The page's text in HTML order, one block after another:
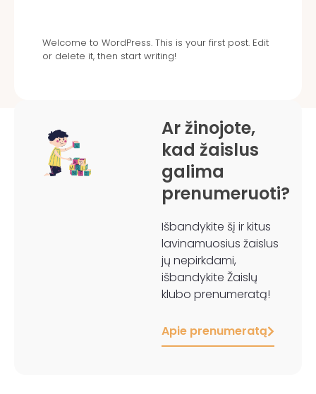
Welcome to WordPress. This is your first post. Edit
or delete it, then start writing!
Ar žinojote,
kad žaislus
galima
prenumeruoti?
Išbandykite šį ir kitus
lavinamuosius žaislus
jų nepirkdami,
išbandykite Žaislų
klubo prenumeratą!
Apie prenumeratą